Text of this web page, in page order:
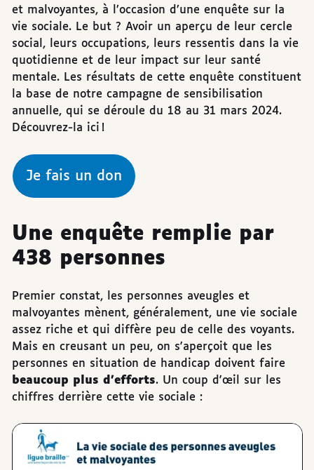
et malvoyantes, à l’occasion d’une enquête sur la
vie sociale. Le but ? Avoir un aperçu de leur cercle
social, leurs occupations, leurs ressentis dans la vie
quotidienne et de leur impact sur leur santé
mentale. Les résultats de cette enquête constituent
la base de notre campagne de sensibilisation
annuelle, qui se déroule du 18 au 31 mars 2024.
Découvrez-la ici !
Je fais un don
Une enquête remplie par
438 personnes
Premier constat, les personnes aveugles et
malvoyantes mènent, généralement, une vie sociale
assez riche et qui diffère peu de celle des voyants.
Mais en creusant un peu, on s'aperçoit que les
personnes en situation de handicap doivent faire
beaucoup plus d'efforts. Un coup d'œil sur les
chiffres derrière cette vie sociale :